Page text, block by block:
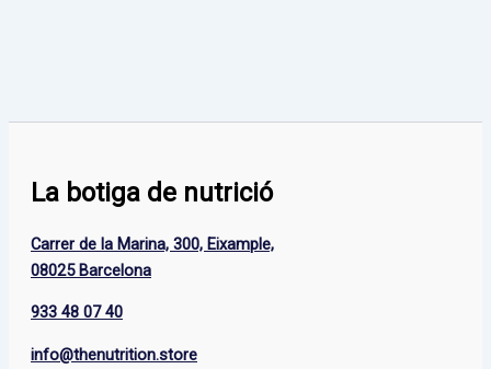
La botiga de nutrició
Carrer de la Marina, 300, Eixample,
08025 Barcelona
933 48 07 40
info@thenutrition.store